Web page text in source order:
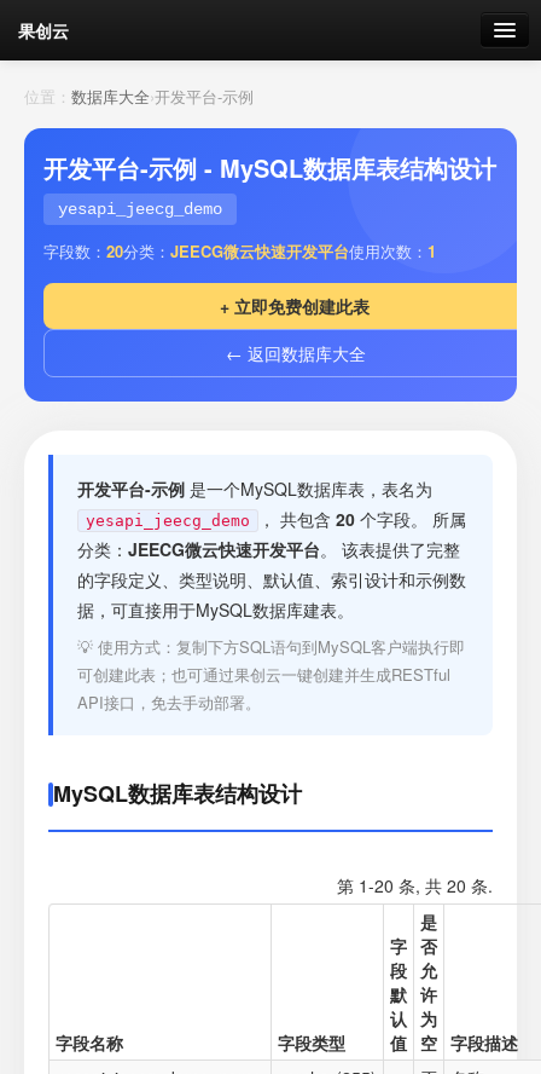
果创云
数据表单
API接口
云存储
我的
套餐 加流量
接口测试
位置： 数据库大全›开发平台-示例
开发平台-示例 - MySQL数据库表结构设计
yesapi_jeecg_demo
字段数： 20分类： JEECG微云快速开发平台使用次数： 1
+ 立即免费创建此表
← 返回数据库大全
开发平台-示例 是一个MySQL数据库表，表名为
yesapi_jeecg_demo ， 共包含 20 个字段。 所属
分类： JEECG微云快速开发平台。 该表提供了完整
的字段定义、类型说明、默认值、索引设计和示例数
据，可直接用于MySQL数据库建表。
💡 使用方式：复制下方SQL语句到MySQL客户端执行即
可创建此表；也可通过果创云一键创建并生成RESTful
API接口，免去手动部署。
MySQL数据库表结构设计
第 1-20 条, 共 20 条.
字段名称 字段类型
字
段
默
认
值
是
否
允
许
为
空 字段描述